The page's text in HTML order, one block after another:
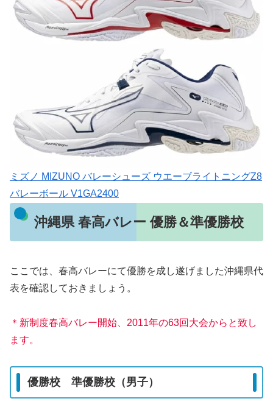
ミズノ MIZUNO バレーシューズ ウエーブライトニングZ8
バレーボール V1GA2400
沖縄県 春高バレー 優勝＆準優勝校
ここでは、春高バレーにて優勝を成し遂げました沖縄県代
表を確認しておきましょう。
＊新制度春高バレー開始、2011年の63回大会からと致し
ます。
優勝校 準優勝校（男子）